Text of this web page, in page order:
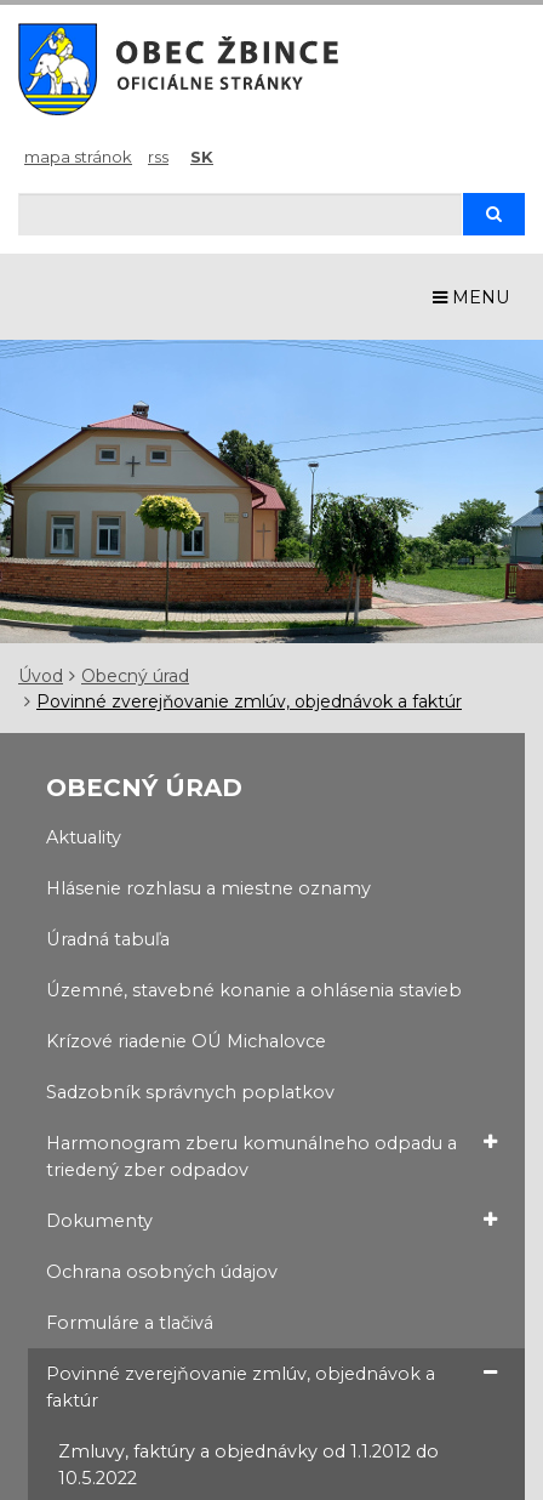
mapa stránok rss SK
MENU
Úvod
Obecný úrad
Povinné zverejňovanie zmlúv, objednávok a faktúr
OBECNÝ ÚRAD
Aktuality
Hlásenie rozhlasu a miestne oznamy
Úradná tabuľa
Územné, stavebné konanie a ohlásenia stavieb
Krízové riadenie OÚ Michalovce
Sadzobník správnych poplatkov
Harmonogram zberu komunálneho odpadu a
triedený zber odpadov
Dokumenty
Ochrana osobných údajov
Formuláre a tlačivá
Povinné zverejňovanie zmlúv, objednávok a
faktúr
Zmluvy, faktúry a objednávky od 1.1.2012 do
10.5.2022